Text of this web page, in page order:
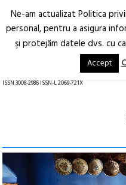
Arhitectură.
Oraș.
ISSN 3008-2986 ISSN-L 2069-721X
Ne-am actualizat Politica
personal, pentru a asigura
şi protejăm datele dvs. cu
Accept